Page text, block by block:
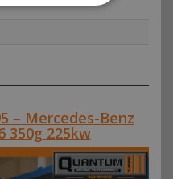
– Mercedes-Benz
350g 225kw